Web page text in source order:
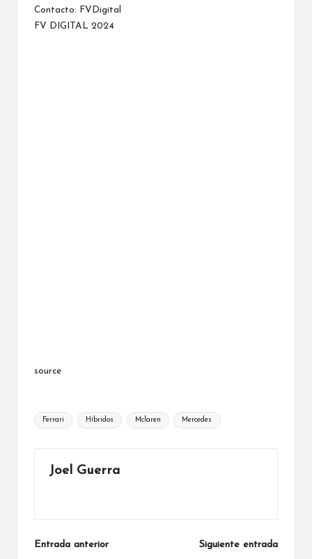
Contacto:
FVDigital
FV DIGITAL 2024
source
Etiquetas:
Ferrari Híbridos Mclaren Mercedes
Joel Guerra
Navegación
Entrada anterior Siguiente entrada